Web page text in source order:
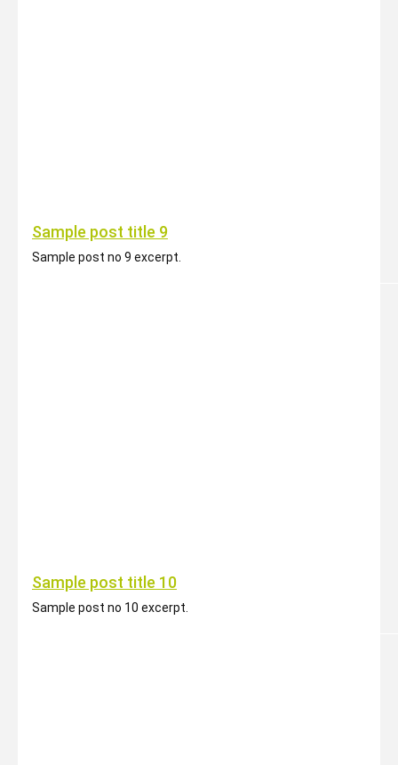
Sample post title 9
Sample post no 9 excerpt.
Sample post title 10
Sample post no 10 excerpt.